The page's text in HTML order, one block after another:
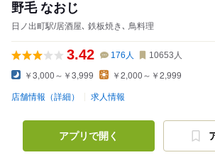
野毛 なおじ
日ノ出町駅/居酒屋､ 鉄板焼き､ 鳥料理
3.42 176 人 10653 人
￥3,000～￥3,999 ￥2,000～￥2,999
店舗情報（詳細） 求人情報
アプリで開く